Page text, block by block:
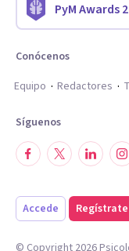
PyM Awards
Conócenos
Equipo
Redactores
Síguenos
Accede Regístrate